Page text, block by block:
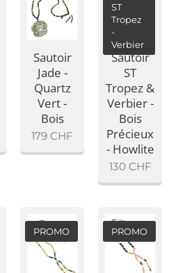
Sautoir
Jade -
Quartz
Vert -
Bois
179 CHF
Sautoir
ST
Tropez &
Verbier -
Bois
Précieux
- Howlite
ST
Tropez
-
Verbier
130CHF
PROMO PROMO